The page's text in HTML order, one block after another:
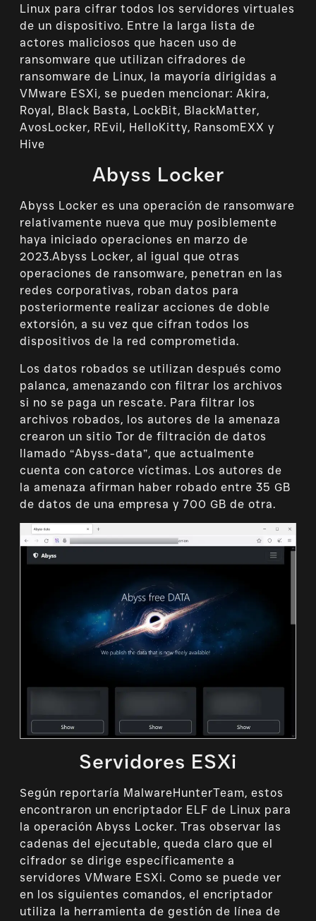
Linux para cifrar todos los servidores virtuales
de un dispositivo. Entre la larga lista de
actores maliciosos que hacen uso de
ransomware que utilizan cifradores de
ransomware de Linux, la mayoría dirigidas a
VMware ESXi, se pueden mencionar: Akira,
Royal, Black Basta, LockBit, BlackMatter,
AvosLocker, REvil, HelloKitty, RansomEXX y
Hive
Abyss Locker
Abyss Locker es una operación de ransomware
relativamente nueva que muy posiblemente
haya iniciado operaciones en marzo de
2023.Abyss Locker, al igual que otras
operaciones de ransomware, penetran en las
redes corporativas, roban datos para
posteriormente realizar acciones de doble
extorsión, a su vez que cifran todos los
dispositivos de la red comprometida.
Los datos robados se utilizan después como
palanca, amenazando con filtrar los archivos
si no se paga un rescate. Para filtrar los
archivos robados, los autores de la amenaza
crearon un sitio Tor de filtración de datos
llamado “Abyss-data”, que actualmente
cuenta con catorce víctimas. Los autores de
la amenaza afirman haber robado entre 35 GB
de datos de una empresa y 700 GB de otra.
Servidores ESXi
Según reportaría MalwareHunterTeam, estos
encontraron un encriptador ELF de Linux para
la operación Abyss Locker. Tras observar las
cadenas del ejecutable, queda claro que el
cifrador se dirige específicamente a
servidores VMware ESXi. Como se puede ver
en los siguientes comandos, el encriptador
utiliza la herramienta de gestión de línea de